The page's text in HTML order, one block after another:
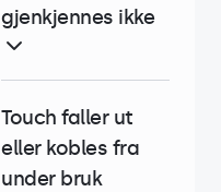
gjenkjennes ikke
Touch faller ut
eller kobles fra
under bruk